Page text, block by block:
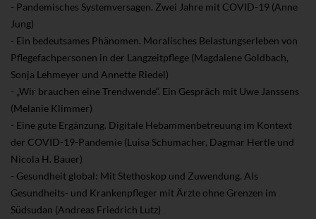
- Pandemisches Systemversagen. Zwei Jahre mit COVID-19 (Anne
Jung)
- Ein bedeutsames Phänomen. Moralisches Belastungserleben von
Pflegefachpersonen in der Langzeitpflege (Magdalene Goldbach,
Sonja Lehmeyer und Annette Riedel)
- „Wir brauchen eine Trendwende“. Ein Gespräch mit Uwe Janssens
(Melanie Klimmer)
- Eine gute Ergänzung. Digitale Hebammenbetreuung im Kontext
der COVID-19-Pandemie (Luisa Schumacher, Dagmar Hertle und
Nicola H. Bauer)
- Gesundheit global: Mit Stethoskop und Zuwendung. Als
Gesundheits- und Krankenpfleger mit Ärzte ohne Grenzen im
Südsudan (Andreas Friedrich Lutz)